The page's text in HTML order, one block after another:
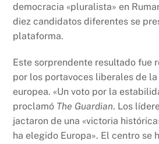
democracia «pluralista» en
diez candidatos diferentes se
plataforma.
Este sorprendente resultado fue
por los portavoces liberales de
europea. «Un voto por la
proclamó The Guardian. Los
jactaron de una «victoria
ha elegido Europa». El centro se